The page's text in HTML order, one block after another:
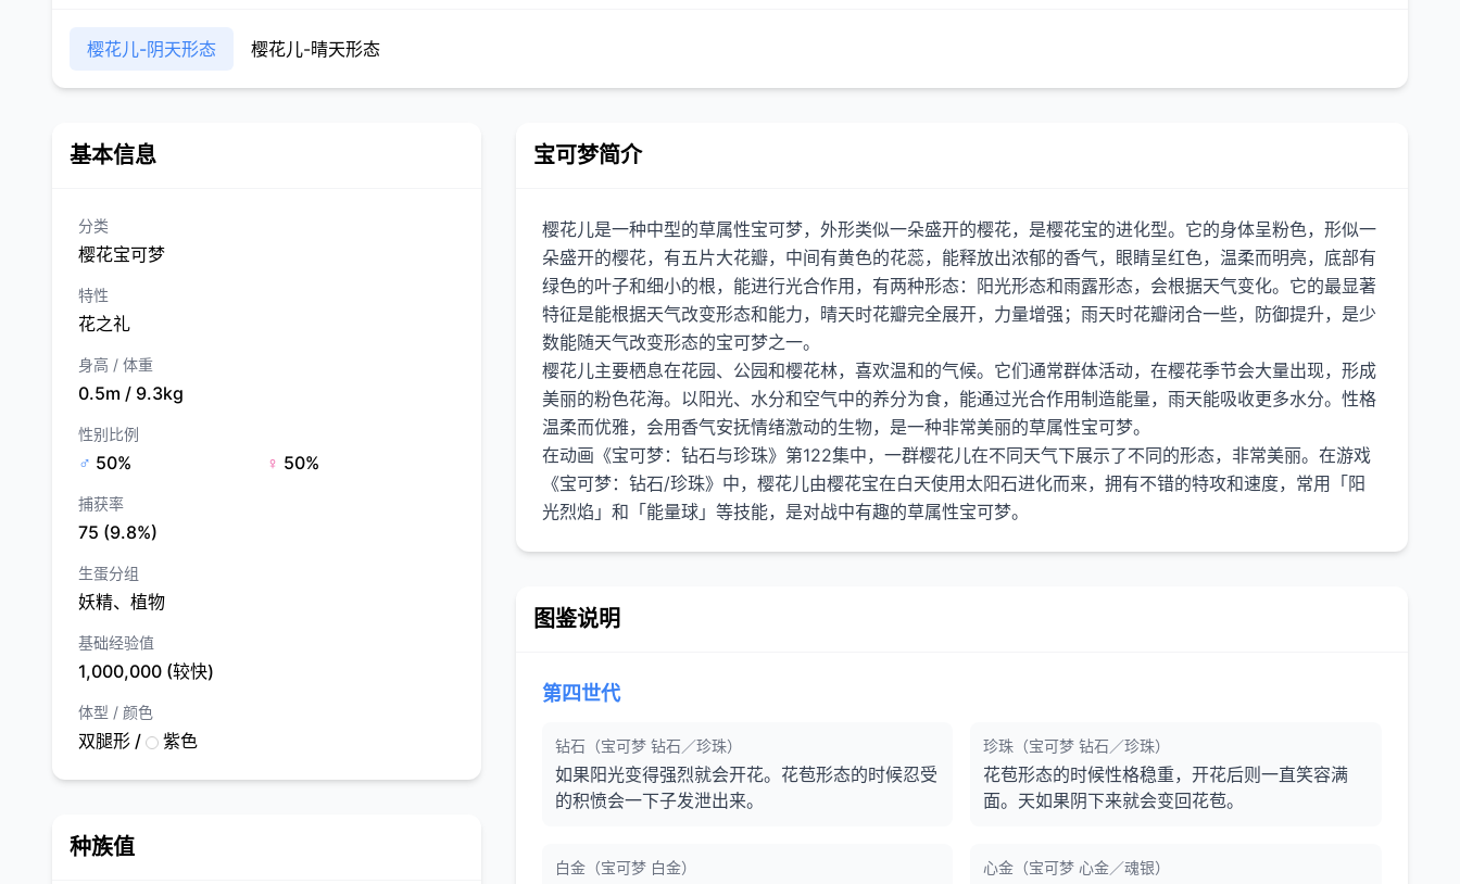
樱花儿-阴天形态 樱花儿-晴天形态
基本信息
分类
樱花宝可梦
特性
花之礼
身高 / 体重
0.5m / 9.3kg
性别比例
♂ 50% ♀ 50%
捕获率
75 (9.8%)
生蛋分组
妖精、植物
基础经验值
1,000,000 (较快)
体型 / 颜色
双腿形 / 紫色
种族值
宝可梦简介
樱花儿是一种中型的草属性宝可梦，外形类似一朵盛开的樱花，是樱花宝的进化型。它的身体呈粉色，形似一
朵盛开的樱花，有五片大花瓣，中间有黄色的花蕊，能释放出浓郁的香气，眼睛呈红色，温柔而明亮，底部有
绿色的叶子和细小的根，能进行光合作用，有两种形态：阳光形态和雨露形态，会根据天气变化。它的最显著
特征是能根据天气改变形态和能力，晴天时花瓣完全展开，力量增强；雨天时花瓣闭合一些，防御提升，是少
数能随天气改变形态的宝可梦之一。
樱花儿主要栖息在花园、公园和樱花林，喜欢温和的气候。它们通常群体活动，在樱花季节会大量出现，形成
美丽的粉色花海。以阳光、水分和空气中的养分为食，能通过光合作用制造能量，雨天能吸收更多水分。性格
温柔而优雅，会用香气安抚情绪激动的生物，是一种非常美丽的草属性宝可梦。
在动画《宝可梦：钻石与珍珠》第122集中，一群樱花儿在不同天气下展示了不同的形态，非常美丽。在游戏
《宝可梦：钻石/珍珠》中，樱花儿由樱花宝在白天使用太阳石进化而来，拥有不错的特攻和速度，常用「阳
图鉴说明
第四世代
钻石（宝可梦 钻石／珍珠）
如果阳光变得强烈就会开花。花苞形态的时候忍受
的积愤会一下子发泄出来。
珍珠（宝可梦 钻石／珍珠）
花苞形态的时候性格稳重，开花后则一直笑容满
面。天如果阴下来就会变回花苞。
白金（宝可梦 白金） 心金（宝可梦 心金／魂银）